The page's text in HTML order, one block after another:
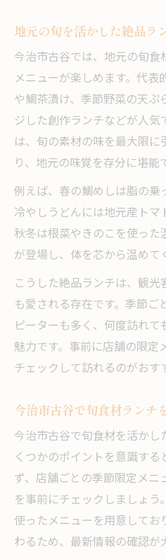
地元の旬を活かした絶品ラ
今治市古谷では、地元の旬
メニューが楽しめます。代
や鯛茶漬け、季節野菜の天
ジした創作ランチなどが人
は、旬の素材の味を最大限
り、地元の味覚を存分に堪能
例えば、春の鯛めしは脂の
冷やしうどんには地元産トマ
秋冬は根菜やきのこを使っ
が登場し、体を芯から温めて
こうした絶品ランチは、観
も愛される存在です。季節ご
ピーターも多く、何度訪れ
魅力です。事前に店舗の限定
チェックして訪れるのがおす
今治市古谷で旬食材ランチ
今治市古谷で旬食材を活か
くつかのポイントを意識す
ず、店舗ごとの季節限定メ
を事前にチェックしましょ
使ったメニューを用意して
わるため、最新情報の確認が